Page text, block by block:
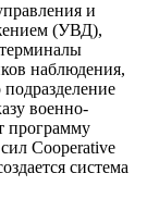
и
(УВД),
наблюдения,
военно-
программу
Cooperative
система